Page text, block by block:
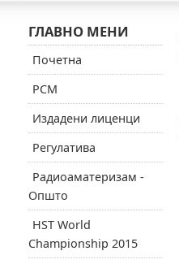
ГЛАВНО МЕНИ
Почетна
РСМ
Издадени лиценци
Регулатива
Радиоаматеризам -
Општо
HST World
Championship 2015